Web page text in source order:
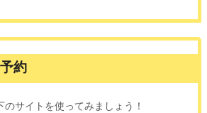
約
サイトを使ってみましょう！